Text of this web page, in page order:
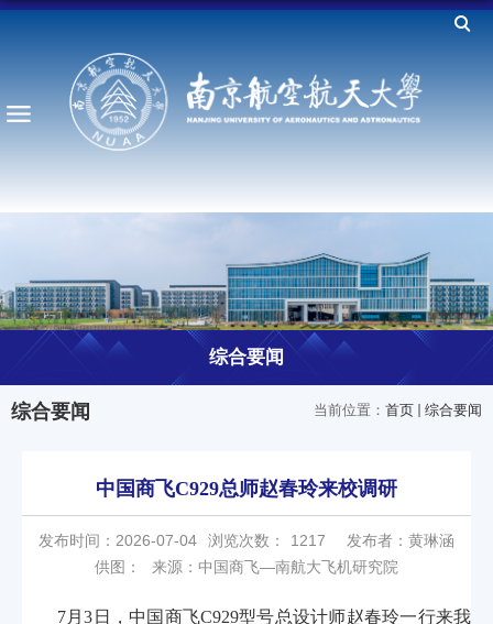
综合要闻
当前位置： 首页 综合要闻
综合要闻
中国商飞C929总师赵春玲来校调研
发布时间：2026-07-04 浏览次数： 1217
发布者：黄琳涵
供图：
来源：中国商飞—南航大飞机研究院
7月3日，中国商飞C929型号总设计师赵春玲一行来我